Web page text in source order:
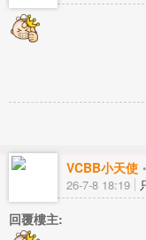
VCBB小天使
26-7-8 18:19
回覆樓主: